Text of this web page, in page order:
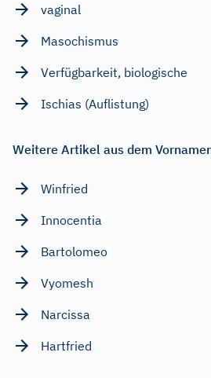
vaginal
Masochismus
Verfügbarkeit, biologische
Ischias (Auflistung)
Weitere Artikel aus dem
Winfried
Innocentia
Bartolomeo
Vyomesh
Narcissa
Hartfried